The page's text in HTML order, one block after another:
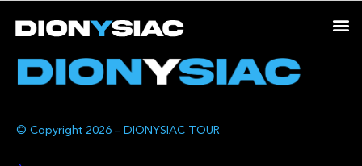
© Copyright 2026 – DIONYSIAC TOUR